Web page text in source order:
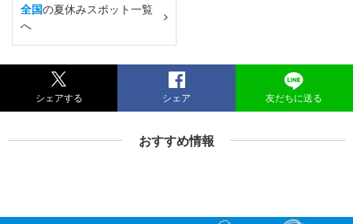
全国の夏休みスポット一覧
へ
シェアする シェア 友だちに送る
おすすめ情報